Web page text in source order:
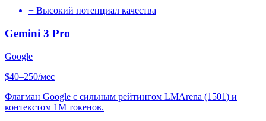
+ Высокий потенциал качества
Gemini 3 Pro
Google
$40–250/мес
Флагман Google с сильным рейтингом LMArena (1501) и
контекстом 1M токенов.